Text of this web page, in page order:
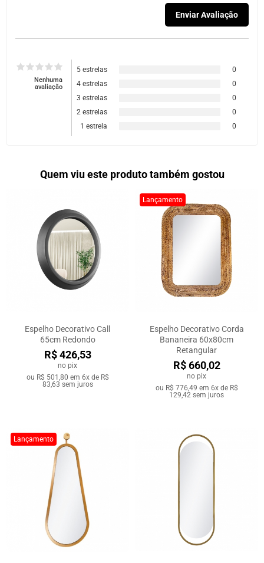
Nenhuma
avaliação
5 estrelas
0
4 estrelas
0
3 estrelas
0
2 estrelas
0
1 estrela
0
Quem viu este produto também gostou
Espelho Decorativo Call
65cm Redondo
R$ 426,53
no pix
ou R$ 501,80 em 6x de R$
83,63 sem juros
Lançamento
Espelho Decorativo Corda
Bananeira 60x80cm
Retangular
R$ 660,02
no pix
ou R$ 776,49 em 6x de R$
129,42 sem juros
Lançamento